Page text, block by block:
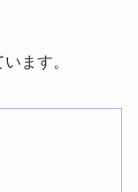
ます。